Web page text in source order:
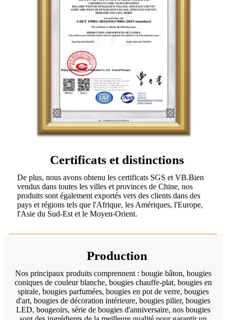
Certificats et distinctions
De plus, nous avons obtenu les certificats SGS et VB.Bien
vendus dans toutes les villes et provinces de Chine, nos
produits sont également exportés vers des clients dans des
pays et régions tels que l'Afrique, les Amériques, l'Europe,
l'Asie du Sud-Est et le Moyen-Orient.
Production
Nos principaux produits comprennent : bougie bâton, bougies
coniques de couleur blanche, bougies chauffe-plat, bougies en
spirale, bougies parfumées, bougies en pot de verre, bougies
d'art, bougies de décoration intérieure, bougies pilier, bougies
LED, bougeoirs, série de bougies d'anniversaire, nos bougies